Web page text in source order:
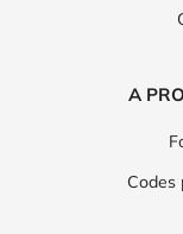
A
Codes